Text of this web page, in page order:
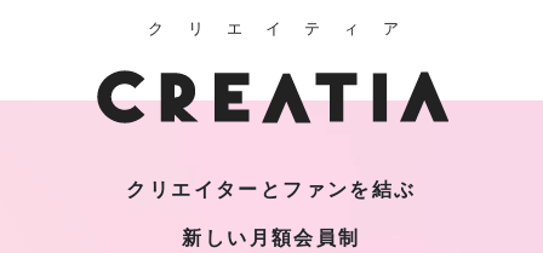
クリエイティア
クリエイターとファンを結ぶ
新しい月額会員制